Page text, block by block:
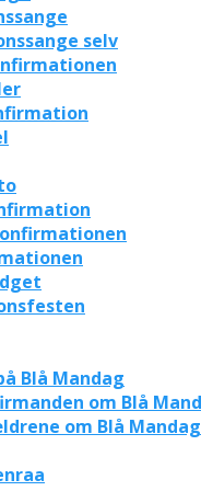
selv
Blå Mandag
om Blå
om Blå Mandag